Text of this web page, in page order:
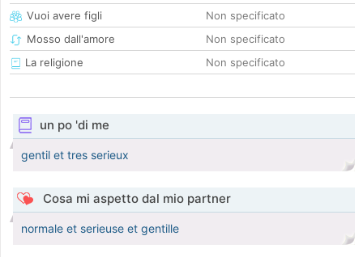
Vuoi avere figli
Non specificato
Mosso dall'amore
Non specificato
La religione
Non specificato
un po 'di me
gentil et tres serieux
Cosa mi aspetto dal mio partner
normale et serieuse et gentille